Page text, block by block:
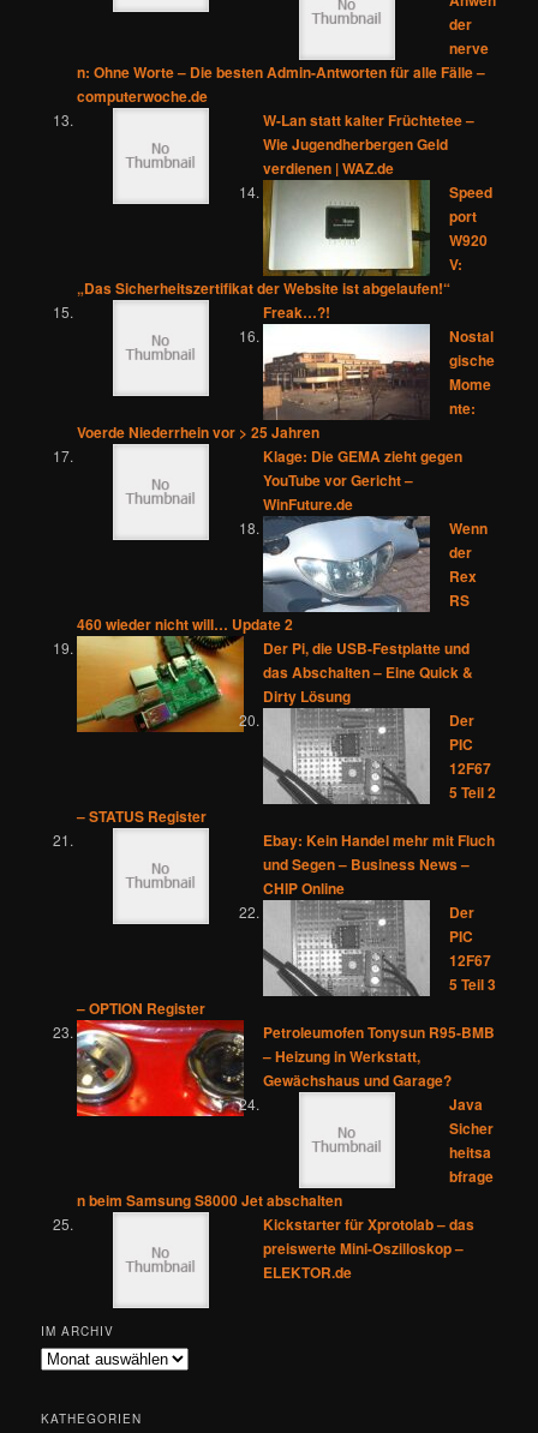
der
nerve
n: Ohne Worte – Die besten Admin-Antworten für alle Fälle –
computerwoche.de
W-Lan statt kalter Früchtetee –
Wie Jugendherbergen Geld
verdienen | WAZ.de
Speed
port
W920
V:
„Das Sicherheitszertifikat der Website ist abgelaufen!“
Freak…?!
Nostal
gische
Mome
nte:
Voerde Niederrhein vor > 25 Jahren
Klage: Die GEMA zieht gegen
YouTube vor Gericht –
WinFuture.de
Wenn
der
Rex
RS
460 wieder nicht will… Update 2
Der Pi, die USB-Festplatte und
das Abschalten – Eine Quick &
Dirty Lösung
Der
PIC
12F67
5 Teil 2
– STATUS Register
Ebay: Kein Handel mehr mit Fluch
und Segen – Business News –
CHIP Online
Der
PIC
12F67
5 Teil 3
– OPTION Register
Petroleumofen Tonysun R95-BMB
– Heizung in Werkstatt,
Gewächshaus und Garage?
Java
Sicher
heitsa
bfrage
n beim Samsung S8000 Jet abschalten
Kickstarter für Xprotolab – das
preiswerte Mini-Oszilloskop –
ELEKTOR.de
IM ARCHIV
Im
KATHEGORIEN